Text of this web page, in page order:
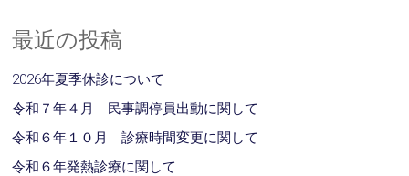
最近の投稿
2026年夏季休診について
令和７年４月 民事調停員出動に関して
令和６年１０月 診療時間変更に関して
令和６年発熱診療に関して